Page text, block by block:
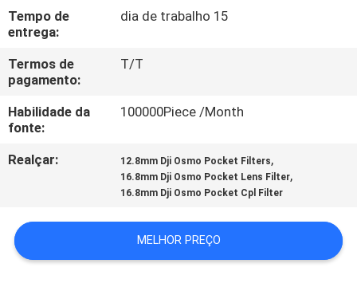
CONTACTE-
NOS
PEÇA
UMAS
CITAÇÕES
DO
SITE
Tempo de
entrega:
dia de trabalho 15
Termos de
pagamento:
T/T
Habilidade da
fonte:
100000Piece /Month
Realçar: 12.8mm Dji Osmo Pocket Filters,
16.8mm Dji Osmo Pocket Lens Filter,
16.8mm Dji Osmo Pocket Cpl Filter
MELHOR PREÇO